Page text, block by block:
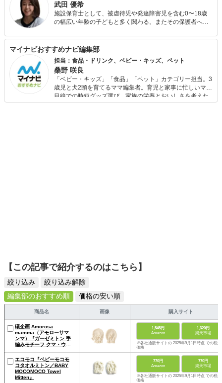
武田 優希
施設保育士として、被虐待児や発達障害児を含む0〜18歳
の幅広い年齢の子どもと多く関わる。またその保護者へ、
立のためのあらゆる支援を行い、後に社会福祉士を取得。
全国転勤族で、帯同に伴う転職で企業主導型保育園や小規
模保育園での勤務経験もあり。 保育士人材紹介会社のコラ
ムを執筆担当中。 また転勤族の妻向けのブログを運営し、
育児情報を中心に赴任地の様子を発信している。三児の
母。
マイナビおすすめナビ編集部
担当：食品・ドリンク、ベビー・キッズ、ペット
桑野 咲良
「ベビー・キッズ」「食品」「ペット」カテゴリー担当。3
歳児と犬2頭を育てるママ編集者。育児と家事に忙しいママ
目線での時短グッズ選び、家族の栄養とおいしさを考えた
食品選び、束の間のリラックスタイムを楽しむためのスイ
【この記事で紹介するのはこちら】
絞り込み
絞り込み解除
編集部のおすすめ順
価格の安い順
商品名 画像 購入サイト
礒企画 Amorosa
mamma（アモローサマ
ンマ）『ガーゼミトン 手
編みモチーフ クマ・ウサ
1,545円
Amazon
1,320円
楽天市場
※各社通販サイトの 2025年9月1日時点 での税込
価格
エコモコ『ベビーモコモ
コタオルミトン／BABY
MOCOMOCO Towel
Mitten』
770円
Amazon
770円
楽天市場
※各社通販サイトの 2025年9月1日時点 での税込
価格